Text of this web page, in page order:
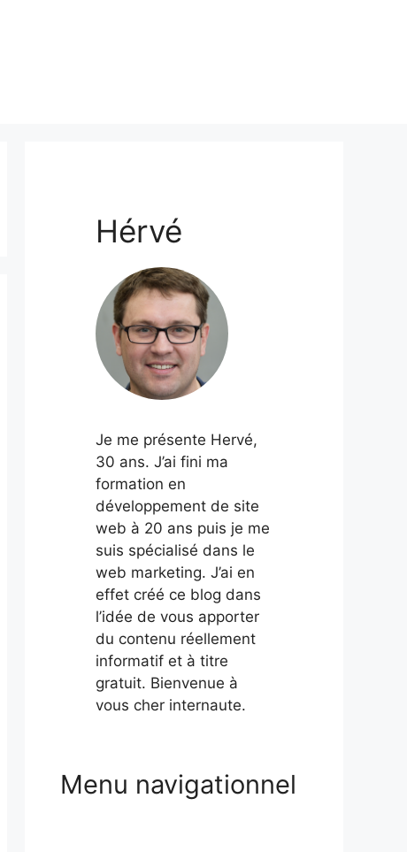
Hérvé
Je me présente Hervé,
30 ans. J’ai fini ma
formation en
développement de site
web à 20 ans puis je me
suis spécialisé dans le
web marketing. J’ai en
effet créé ce blog dans
l’idée de vous apporter
du contenu réellement
informatif et à titre
gratuit. Bienvenue à
vous cher internaute.
Menu navigationnel